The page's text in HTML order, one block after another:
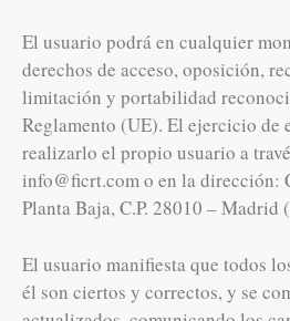
El usuario podrá en cualquier
derechos de acceso, oposición,
limitación y portabilidad
Reglamento (UE). El ejercicio de
realizarlo el propio usuario a
info@ficrt.com o en la dirección:
Planta Baja, C.P. 28010 – Madrid
El usuario manifiesta que todos
él son ciertos y correctos, y se